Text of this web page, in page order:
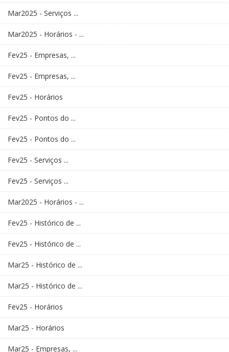
Mar2025 - Serviços ...
Mar2025 - Horários - ...
Fev25 - Empresas, ...
Fev25 - Empresas, ...
Fev25 - Horários
Fev25 - Pontos do ...
Fev25 - Pontos do ...
Fev25 - Serviços ...
Fev25 - Serviços ...
Mar2025 - Horários - ...
Fev25 - Histórico de ...
Fev25 - Histórico de ...
Mar25 - Histórico de ...
Mar25 - Histórico de ...
Fev25 - Horários
Mar25 - Horários
Mar25 - Empresas, ...